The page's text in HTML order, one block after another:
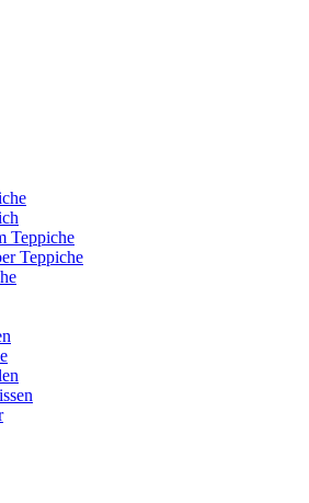
Teppiche
Teppiche